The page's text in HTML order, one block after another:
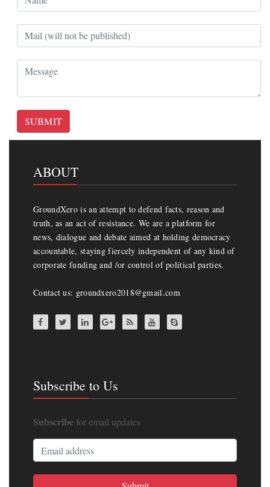
SUBMIT
ABOUT
GroundXero is an attempt to defend facts, reason and
truth, as an act of resistance. We are a platform for
news, dialogue and debate aimed at holding democracy
accountable, staying fiercely independent of any kind of
corporate funding and /or control of political parties.
Contact us: groundxero2018@gmail.com
Subscribe to Us
Subscribe for email updates